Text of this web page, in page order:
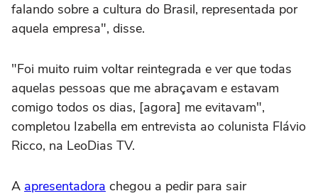
falando sobre a cultura do Brasil, representada por
aquela empresa", disse.
"Foi muito ruim voltar reintegrada e ver que todas
aquelas pessoas que me abraçavam e estavam
comigo todos os dias, [agora] me evitavam",
completou Izabella em entrevista ao colunista Flávio
Ricco, na LeoDias TV.
A apresentadora chegou a pedir para sair